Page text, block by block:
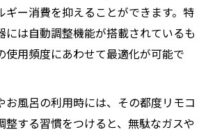
ギー消費を抑えることができます。特
には自動調整機能が搭載されているも
使用頻度にあわせて最適化が可能で
お風呂の利用時には、その都度リモコ
整する習慣をつけると、無駄なガスや